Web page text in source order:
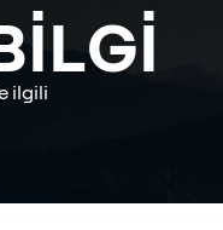
ilgili